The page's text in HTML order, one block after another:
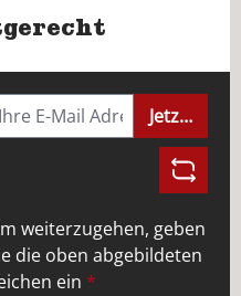
Jetzt
weiterzugehen, geben
die oben abgebildeten
ein *